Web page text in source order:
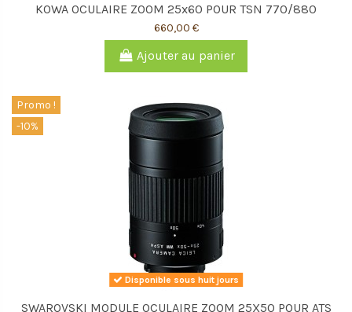
KOWA OCULAIRE ZOOM 25x60 POUR TSN 770/880
660,00 €
Ajouter au panier
Promo !
-10%
Disponible sous huit jours
SWAROVSKI MODULE OCULAIRE ZOOM 25X50 POUR ATS